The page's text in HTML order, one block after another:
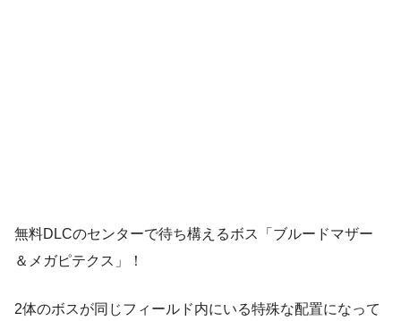
無料DLCのセンターで待ち構えるボス「ブルードマザー
＆メガピテクス」！
2体のボスが同じフィールド内にいる特殊な配置になって